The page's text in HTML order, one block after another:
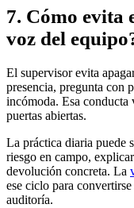
7. Cómo evita
voz del
El supervisor evita
presencia, pregunta con
incómoda. Esa conducta
puertas abiertas.
La práctica diaria puede
riesgo en campo,
devolución concreta. La
ese ciclo para
auditoría.